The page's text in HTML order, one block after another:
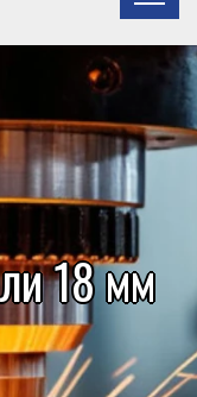
18 мм